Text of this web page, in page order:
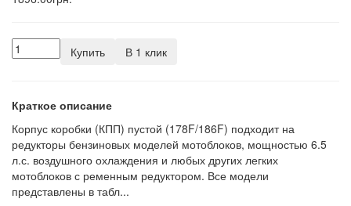
Купить В 1 клик
Краткое описание
Корпус коробки (КПП) пустой (178F/186F) подходит на
редукторы бензиновых моделей мотоблоков, мощностью 6.5
л.с. воздушного охлаждения и любых других легких
мотоблоков с ременным редуктором. Все модели
представлены в табл...